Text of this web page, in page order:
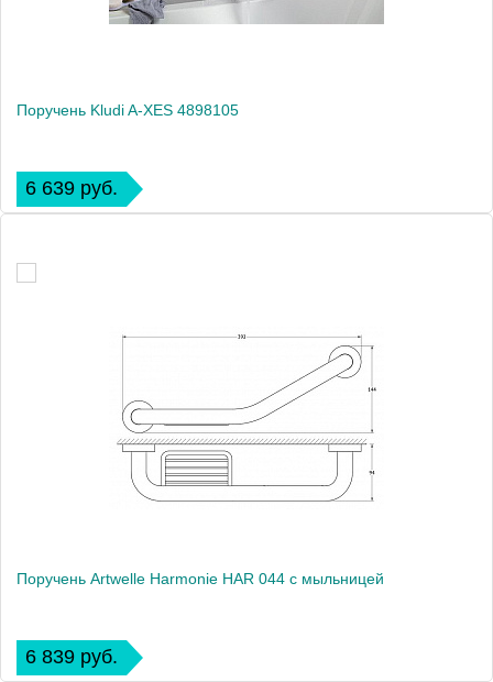
Поручень Kludi A-XES 4898105
6 639 руб.
Поручень Artwelle Harmonie HAR 044 с мыльницей
6 839 руб.